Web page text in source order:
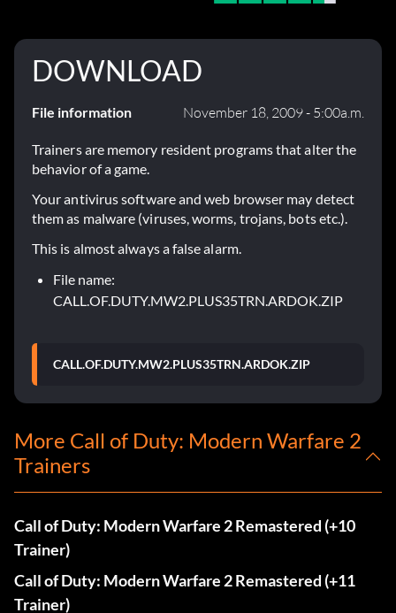
DOWNLOAD
File information November 18, 2009 - 5:00a.m.
Trainers are memory resident programs that alter the
behavior of a game.
Your antivirus software and web browser may detect
them as malware (viruses, worms, trojans, bots etc.).
This is almost always a false alarm.
File name:
CALL.OF.DUTY.MW2.PLUS35TRN.ARDOK.ZIP
CALL.OF.DUTY.MW2.PLUS35TRN.ARDOK.ZIP
More Call of Duty: Modern Warfare 2
Trainers
Call of Duty: Modern Warfare 2 Remastered (+10
Trainer)
Call of Duty: Modern Warfare 2 Remastered (+11
Trainer)